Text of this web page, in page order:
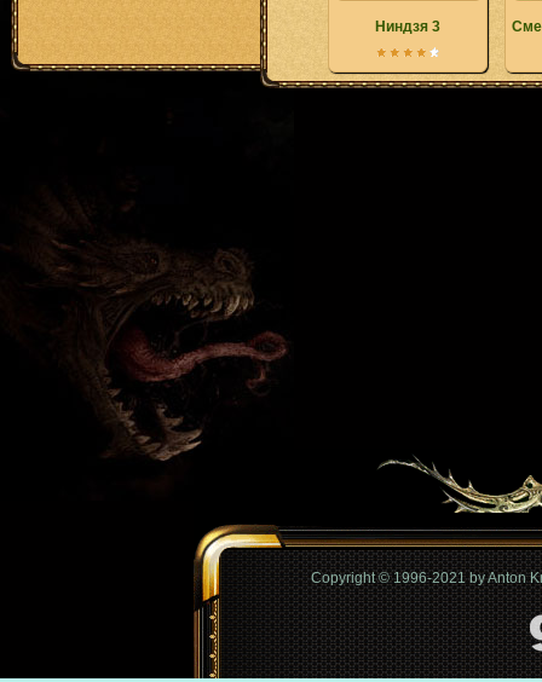
Ниндзя 3
Copyright © 1996-2021 by Anton